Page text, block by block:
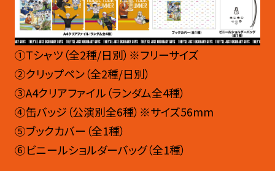
①Tシャツ（全2種/日別）※フリーサイズ
②クリップペン（全2種/日別）
③A4クリアファイル（ランダム全4種）
④缶バッジ（公演別全6種）※サイズ56mm
⑤ブックカバー（全1種）
⑥ビニールショルダーバッグ（全1種）